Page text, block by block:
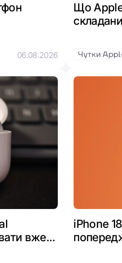
06.08.2026
Що Apple
Чутки
вже
iPhone